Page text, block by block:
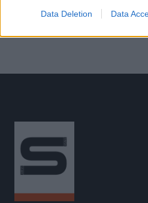
Data Deletion Data